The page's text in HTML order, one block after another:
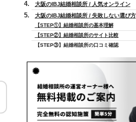
大阪のIBJ結婚相談所 / 人気オンライン
大阪のIBJ結婚相談所 / 失敗しない選び方
【STEP①】結婚相談所の基本理解
【STEP②】結婚相談所のサイト比較
【STEP③】結婚相談所の口コミ確認
大阪のIBJ結婚相談所 / よくある質問
【質問①】結婚相談所の男女比は?
【質問②】結婚相談所の活動期間は？
【質問④】結婚相談所にサクラはいるの？